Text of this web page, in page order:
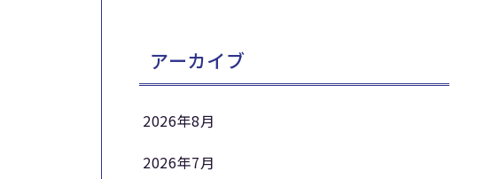
アーカイブ
2026年8月
2026年7月